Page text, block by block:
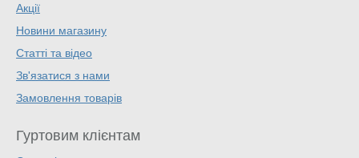
Акції
Новини магазину
Статті та відео
Зв'язатися з нами
Замовлення товарів
Гуртовим клієнтам